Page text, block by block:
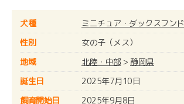
犬種
ミニチュア・ダックスフンド
性別
女の子（メス）
地域
北陸・中部> 静岡県
誕生日
2025年7月10日
飼育開始日
2025年9月8日